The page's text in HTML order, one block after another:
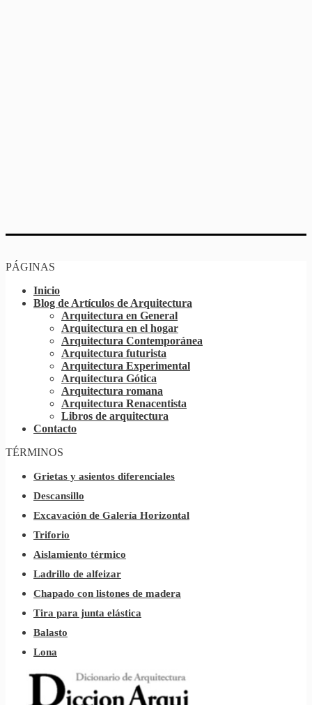
PÁGINAS
Inicio
Blog de Artículos de Arquitectura
Arquitectura en General
Arquitectura en el hogar
Arquitectura Contemporánea
Arquitectura futurista
Arquitectura Experimental
Arquitectura Gótica
Arquitectura romana
Arquitectura Renacentista
Libros de arquitectura
Contacto
TÉRMINOS
Grietas y asientos diferenciales
Descansillo
Excavación de Galería Horizontal
Triforio
Aislamiento térmico
Ladrillo de alfeizar
Chapado con listones de madera
Tira para junta elástica
Balasto
Lona